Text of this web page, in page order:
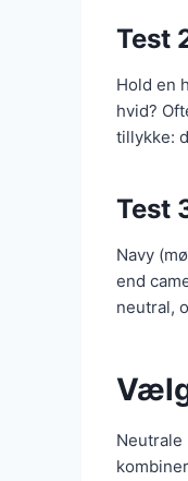
Test
Hold en
hvid?
tillykke:
Test
Navy
end
neutral,
Neutrale